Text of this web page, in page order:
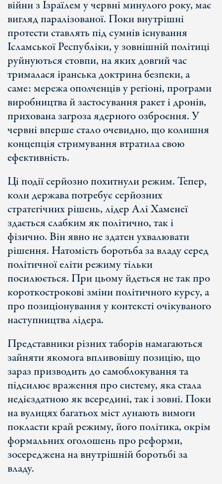
війни з Ізраїлем у червні минулого року, має
вигляд паралізованої. Поки внутрішні
протести ставлять під сумнів існування
Ісламської Республіки, у зовнішній політиці
руйнуються стовпи, на яких довгий час
трималася іранська доктрина безпеки, а
саме: мережа ополченців у регіоні, програми
виробництва й застосування ракет і дронів,
прихована загроза ядерного озброєння. У
червні вперше стало очевидно, що колишня
концепція стримування втратила свою
ефективність.
Ці події серйозно похитнули режим. Тепер,
коли держава потребує серйозних
стратегічних рішень, лідер Алі Хаменеї
здається слабким як політично, так і
фізично. Він явно не здатен ухвалювати
рішення. Натомість боротьба за владу серед
політичної еліти режиму тільки
посилюється. При цьому йдеться не так про
короткострокові зміни політичного курсу, а
про позиціонування у контексті очікуваного
наступництва лідера.
Представники різних таборів намагаються
зайняти якомога впливовішу позицію, що
зараз призводить до самоблокування та
підсилює враження про систему, яка стала
недієздатною як всередині, так і зовні. Поки
на вулицях багатьох міст лунають вимоги
покласти край режиму, його політика, окрім
формальних оголошень про реформи,
зосереджена на внутрішній боротьбі за
владу.